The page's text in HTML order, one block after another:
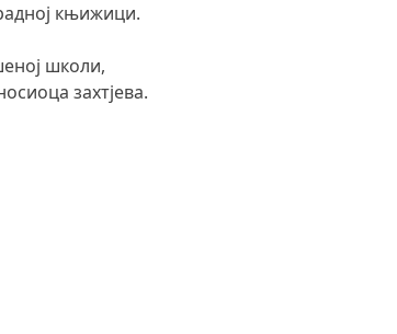
књижици.
школи,
захтјева.